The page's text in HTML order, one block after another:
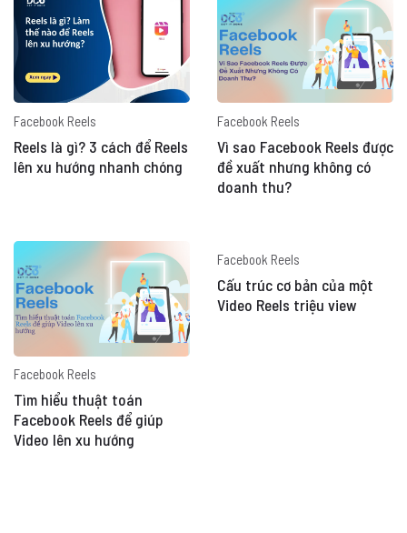
Facebook Reels
Reels là gì? 3 cách để Reels
lên xu hướng nhanh chóng
Facebook Reels
Vì sao Facebook Reels được
đề xuất nhưng không có
doanh thu?
Facebook Reels
Tìm hiểu thuật toán
Facebook Reels để giúp
Video lên xu hướng
Facebook Reels
Cấu trúc cơ bản của một
Video Reels triệu view